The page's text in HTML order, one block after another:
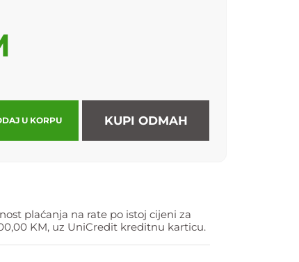
U KORPU KUPI ODMAH
plaćanja na rate po istoj cijeni za
KM, uz UniCredit kreditnu karticu.